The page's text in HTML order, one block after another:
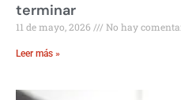
terminar
11 de mayo, 2026 No hay
Leer más »